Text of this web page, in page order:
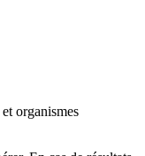
organismes